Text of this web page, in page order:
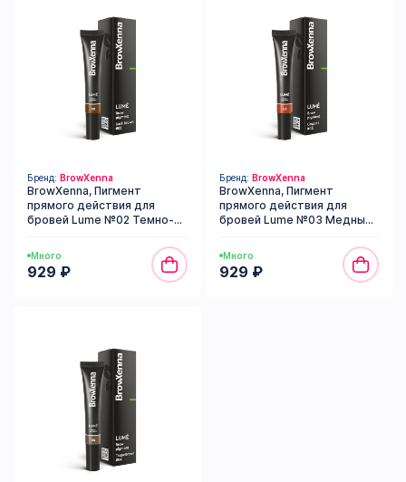
Бренд: BrowXenna
BrowXenna, Пигмент
прямого действия для
бровей Lume №02 Темно-
Много
929 ₽
Бренд: BrowXenna
BrowXenna, Пигмент
прямого действия для
бровей Lume №03 Медный
Много
929 ₽